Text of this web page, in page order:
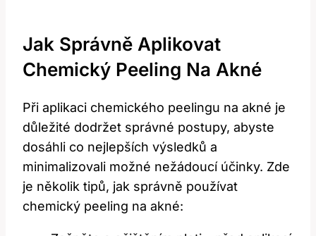
Jak Správně Aplikovat
Chemický Peeling Na Akné
Při aplikaci chemického peelingu na akné je
důležité dodržet správné postupy, abyste
dosáhli co nejlepších výsledků a
minimalizovali možné nežádoucí účinky. Zde
je několik tipů, jak správně používat
chemický peeling na akné: